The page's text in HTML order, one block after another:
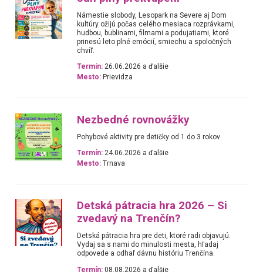
Námestie slobody, Lesopark na Severe aj Dom
kultúry ožijú počas celého mesiaca rozprávkami,
hudbou, bublinami, filmami a podujatiami, ktoré
prinesú leto plné emócií, smiechu a spoločných
chvíľ.
Termín: 26.06.2026 a ďalšie
Mesto: Prievidza
Nezbedné rovnovážky
Pohybové aktivity pre detičky od 1 do 3 rokov
Termín: 24.06.2026 a ďalšie
Mesto: Trnava
Detská pátracia hra 2026 – Si
zvedavý na Trenčín?
Detská pátracia hra pre deti, ktoré radi objavujú.
Vydaj sa s nami do minulosti mesta, hľadaj
odpovede a odhaľ dávnu históriu Trenčína.
Termín: 08.08.2026 a ďalšie